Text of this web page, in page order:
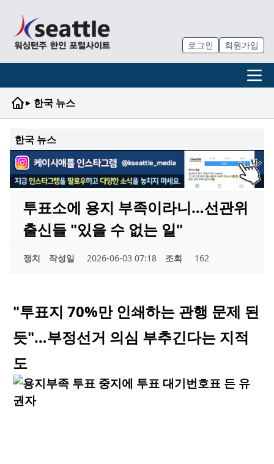
로그인 회원가입
▸ 한국 뉴스
한국 뉴스
투표소에 용지 부족이라니…선관위
출신들 "있을 수 없는 일"
정치 작성일 2026-06-03 07:18 조회 162
"투표지 70%만 인쇄하는 관행 문제 된
듯"…부정선거 의심 부추긴다는 지적
도